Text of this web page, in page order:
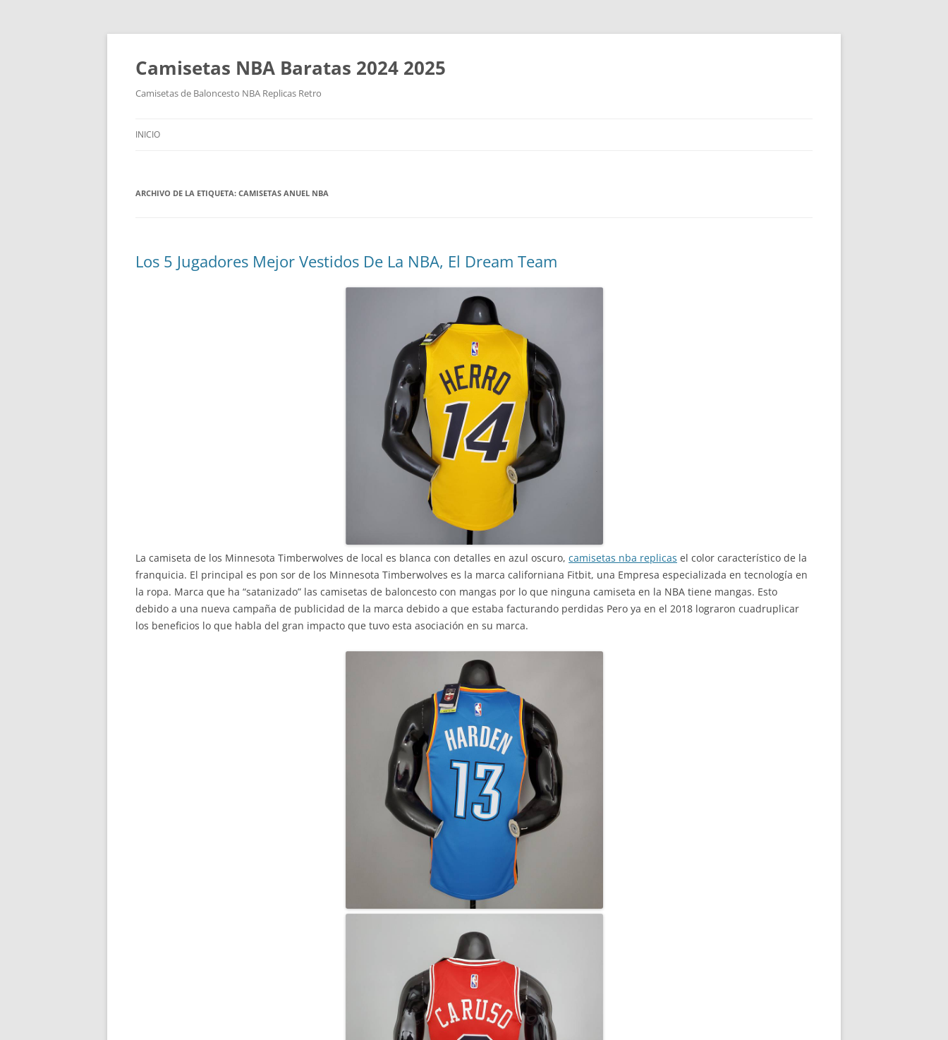
Camisetas NBA Baratas 2024 2025
Camisetas de Baloncesto NBA Replicas Retro
INICIO
ARCHIVO DE LA ETIQUETA: CAMISETAS ANUEL NBA
Los 5 Jugadores Mejor Vestidos De La NBA, El Dream Team
La camiseta de los Minnesota Timberwolves de local es blanca con detalles en azul oscuro, camisetas nba replicas el color característico de la
franquicia. El principal es pon sor de los Minnesota Timberwolves es la marca californiana Fitbit, una Empresa especializada en tecnología en
la ropa. Marca que ha “satanizado” las camisetas de baloncesto con mangas por lo que ninguna camiseta en la NBA tiene mangas. Esto
debido a una nueva campaña de publicidad de la marca debido a que estaba facturando perdidas Pero ya en el 2018 lograron cuadruplicar
los beneficios lo que habla del gran impacto que tuvo esta asociación en su marca.